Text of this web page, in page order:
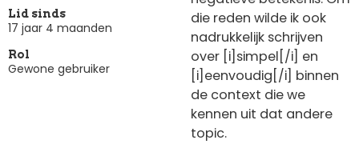
Lid sinds
17 jaar 4 maanden
Rol
Gewone gebruiker
die reden wilde ik ook
nadrukkelijk schrijven
over [i]simpel[/i] en
[i]eenvoudig[/i] binnen
de context die we
kennen uit dat andere
topic.